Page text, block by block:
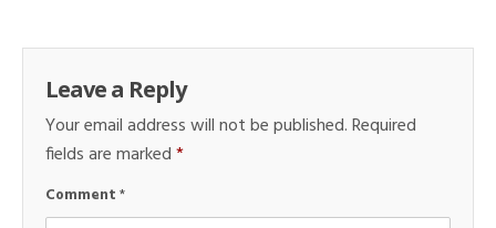
Leave a Reply
Your email address will not be published.Required
fields are marked*
Comment*